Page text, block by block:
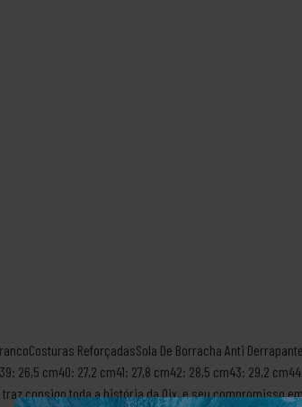
ReforçadasSola De Borracha Anti
26,5 cm40: 27,2 cm41: 27,8 cm42: 28,5 cm43: 29,2
consigo toda a história da Qix, e seu compromisso